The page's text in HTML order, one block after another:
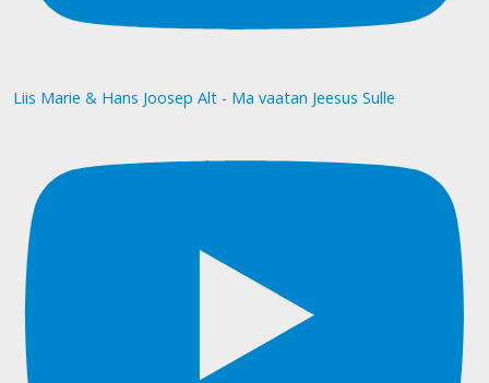
Liis Marie & Hans Joosep Alt - Ma vaatan Jeesus Sulle